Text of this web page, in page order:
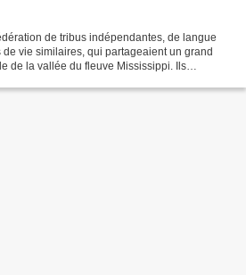
de tribus indépendantes, de langue
vie similaires, qui partageaient un grand
de la vallée du fleuve Mississippi. Ils